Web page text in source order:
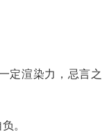
定渲染力，忌言之
。